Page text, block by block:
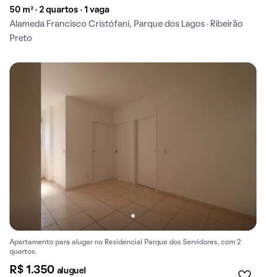
50 m² · 2 quartos · 1 vaga
Alameda Francisco Cristófani, Parque dos Lagos · Ribeirão
Preto
Apartamento para alugar no Residencial Parque dos Servidores, com 2
quartos.
R$ 1.350 aluguel